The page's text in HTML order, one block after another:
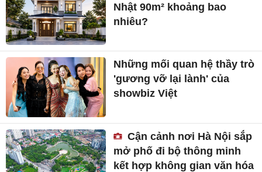
Nhật 90m² khoảng bao
nhiêu?
Những mối quan hệ thầy trò
'gương vỡ lại lành' của
showbiz Việt
Cận cảnh nơi Hà Nội sắp
mở phố đi bộ thông minh
kết hợp không gian văn hóa